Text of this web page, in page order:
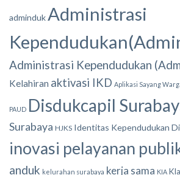
admindukAdministrasi
Administrasi Kependudukan
Kelahiran aktivasi IKD Aplikasi Sayang
PAUD Disdukcapil
Surabaya HJKS Identitas Kependudukan
inovasi pelayanan
anduk kelurahan surabaya kerja sama KIA